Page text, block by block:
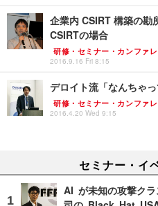
企業内 CSIRT 構築の
CSIRTの場合
研修・セミナー・カンファ
2016.9.16 Fri 8:15
デロイト流「なんちゃ
研修・セミナー・カンファ
2016.4.20 Wed 9:15
セミナー・イ
AI が未知の攻撃ク